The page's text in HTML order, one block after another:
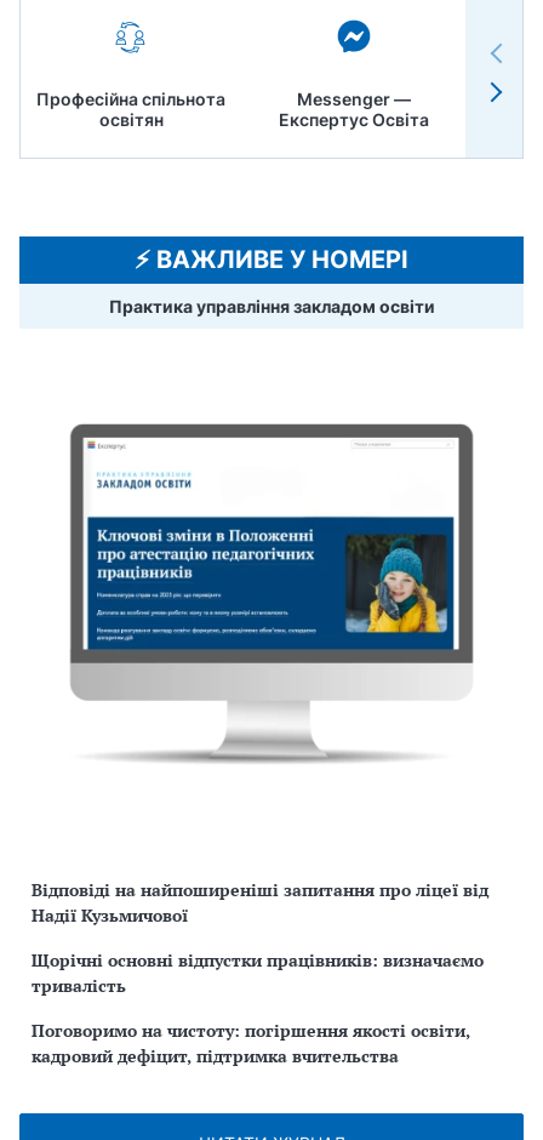
Професійна спільнота
освітян
Messenger —
Експертус Освіта
⚡️ ВАЖЛИВЕ У НОМЕРІ
Практика управління закладом освіти
Відповіді на найпоширеніші запитання про ліцеї від
Надії Кузьмичової
Щорічні основні відпустки працівників: визначаємо
тривалість
Поговоримо на чистоту: погіршення якості освіти,
кадровий дефіцит, підтримка вчительства